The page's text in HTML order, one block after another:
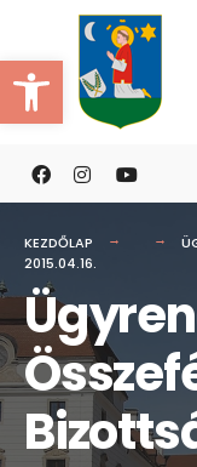
Eszköztár megnyitása
to
content
KEZDŐLAP
2015.04.16.
Search